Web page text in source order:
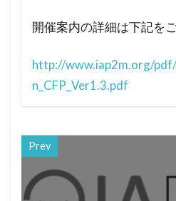
開催案内の詳細は下記を
http://www.iap2m.org/
n_CFP_Ver1.3.pdf
Prev